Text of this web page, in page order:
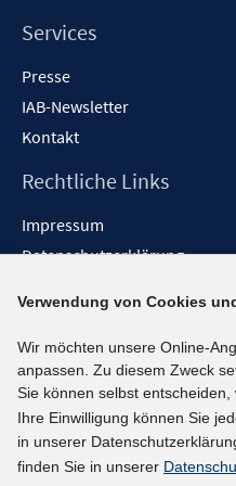
n
Services
Presse
IAB-Newsletter
Kontakt
Rechtliche Links
Impressum
Datenschutzerklärung
Barrieren melden
Social-Media-Kanäle
BlueSky
YouTube
LinkedIn
Verwendung von Cookies
Wir möchten unsere Online-
anpassen. Zu diesem Zweck
Sie können selbst
Ihre Einwilligung können Sie
in unserer
finden Sie in unserer